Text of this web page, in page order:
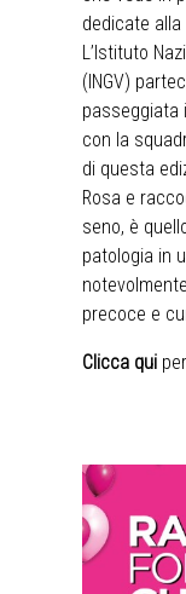
dedicate
L’Istituto
(INGV)
passeggiata
con la
di questa
Rosa e
seno, è
patologia in
precoce e
Clicca qui